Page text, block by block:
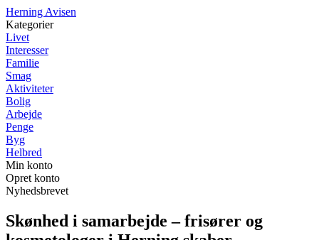
Herning Avisen
Kategorier
Livet
Interesser
Familie
Smag
Aktiviteter
Bolig
Arbejde
Penge
Byg
Helbred
Min konto
Opret konto
Nyhedsbrevet
Skønhed i samarbejde – frisører og